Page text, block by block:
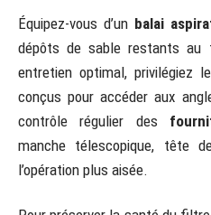
Équipez-vous d’un balai
dépôts de sable restants au
entretien optimal, privilégiez
conçus pour accéder aux
contrôle régulier des
manche télescopique, tête
l’opération plus aisée.